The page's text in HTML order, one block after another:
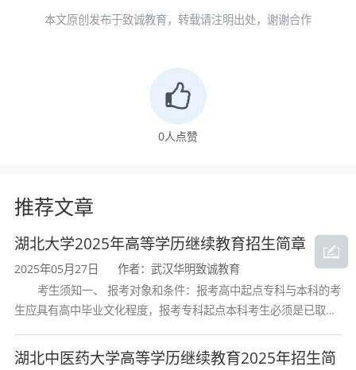
本文原创发布于致诚教育，转载请注明出处，谢谢合作
0人点赞
推荐文章
湖北大学2025年高等学历继续教育招生简章
2025年05月27日
作者：武汉华明致诚教育
考生须知一、 报考对象和条件：报考高中起点专科与本科的考
生应具有高中毕业文化程度，报考专科起点本科考生必须是已取得
构颁发的大学专科毕业证书的人
湖北中医药大学高等学历继续教育2025年招生简